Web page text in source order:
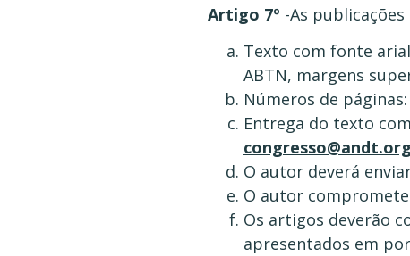
Artigo 7º -As
Texto com fonte
ABTN, margens
Números de
Entrega do texto
O autor deverá
O autor
Os artigos deverão
apresentados em